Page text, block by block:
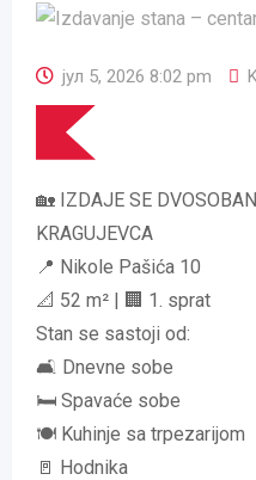
јул 5, 2026 8:02 pm
🏡 IZDAJE SE
KRAGUJEVCA
📍 Nikole Pašića 10
📐 52 m² | 🏢 1. sprat
Stan se sastoji od:
🛋️ Dnevne sobe
🛏️ Spavaće sobe
🍽️ Kuhinje sa trpezarijom
🚪 Hodnika